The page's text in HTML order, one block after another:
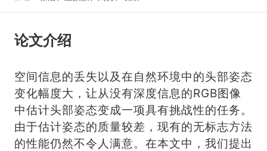
论文介绍
空间信息的丢失以及在自然环境中的头部姿态
变化幅度大，让从没有深度信息的RGB图像
中估计头部姿态变成一项具有挑战性的任务。
由于估计姿态的质量较差，现有的无标志方法
的性能仍然不令人满意。在本文中，我们提出